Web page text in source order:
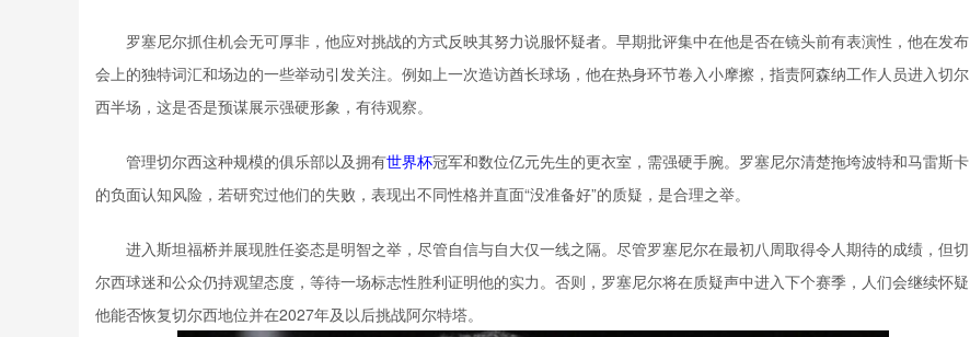
罗塞尼尔抓住机会无可厚非，他应对挑战的方式反映其努力说服怀疑者。早期批评集中在他是否在镜头前有表演性，他在发布
会上的独特词汇和场边的一些举动引发关注。例如上一次造访酋长球场，他在热身环节卷入小摩擦，指责阿森纳工作人员进入切尔
西半场，这是否是预谋展示强硬形象，有待观察。
管理切尔西这种规模的俱乐部以及拥有世界杯冠军和数位亿元先生的更衣室，需强硬手腕。罗塞尼尔清楚拖垮波特和马雷斯卡
的负面认知风险，若研究过他们的失败，表现出不同性格并直面“没准备好”的质疑，是合理之举。
进入斯坦福桥并展现胜任姿态是明智之举，尽管自信与自大仅一线之隔。尽管罗塞尼尔在最初八周取得令人期待的成绩，但切
尔西球迷和公众仍持观望态度，等待一场标志性胜利证明他的实力。否则，罗塞尼尔将在质疑声中进入下个赛季，人们会继续怀疑
他能否恢复切尔西地位并在2027年及以后挑战阿尔特塔。